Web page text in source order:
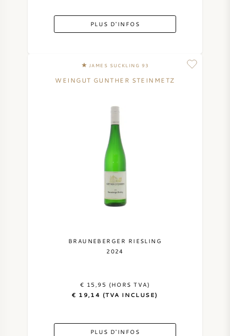
PLUS D'INFOS
JAMES SUCKLING 93
WEINGUT GUNTHER STEINMETZ
BRAUNEBERGER RIESLING
2024
€ 15,95 (HORS TVA)
€ 19,14 (TVA INCLUSE)
PLUS D'INFOS